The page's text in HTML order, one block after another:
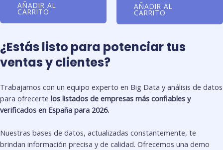
AÑADIR AL
CARRITO
AÑADIR AL
CARRITO
¿Estás listo para potenciar tus
ventas y clientes?
Trabajamos con un equipo experto en Big Data y análisis de datos
para ofrecerte los listados de empresas más confiables y
verificados en España para 2026.
Nuestras bases de datos, actualizadas constantemente, te
brindan información precisa y de calidad. Ofrecemos una demo